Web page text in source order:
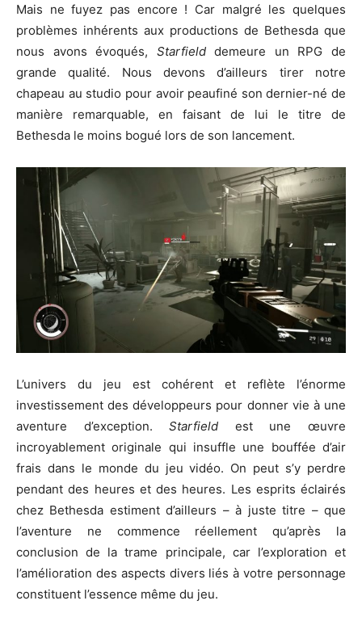
Mais ne fuyez pas encore ! Car malgré les quelques
problèmes inhérents aux productions de Bethesda que
nous avons évoqués, Starfielddemeure un RPG de
grande qualité. Nous devons d’ailleurs tirer notre
chapeau au studio pour avoir peaufiné son dernier-né de
manière remarquable, en faisant de lui le titre de
Bethesda le moins bogué lors de son lancement.
L’univers du jeu est cohérent et reflète l’énorme
investissement des développeurs pour donner vie à une
aventure d’exception.Starfield est une œuvre
incroyablement originale qui insuffle une bouffée d’air
frais dans le monde du jeu vidéo. On peut s’y perdre
pendant des heures et des heures. Les esprits éclairés
chez Bethesda estiment d’ailleurs – à juste titre – que
l’aventure ne commence réellement qu’après la
conclusion de la trame principale, car l’exploration et
l’amélioration des aspects divers liés à votre personnage
constituent l’essence même du jeu.